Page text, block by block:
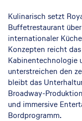
Kulinarisch setzt
Buffetrestaurant
internationaler
Konzepten reicht
Kabinentechnologie
unterstreichen den
bleibt das
Broadway-
und immersive
Bordprogramm.